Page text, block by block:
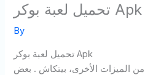
تحميل لعبة بوكر Apk
By
تحميل لعبة بوكر Apk
الميزات الأخرى، بيتكاش . بعض